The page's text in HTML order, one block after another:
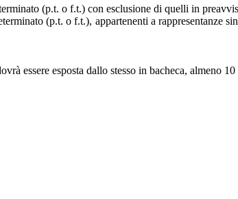
(p.t. o f.t.) con esclusione di quelli in
(p.t. o f.t.), appartenenti a rappresentanze
essere esposta dallo stesso in bacheca, almeno